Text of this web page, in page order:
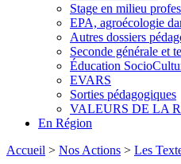
Stage en milieu
EPA, agroécologie
Autres dossiers
Seconde générale et
Éducation
EVARS
Sorties pédagogiques
VALEURS DE LA
En Région
Accueil > Nos Actions > Les